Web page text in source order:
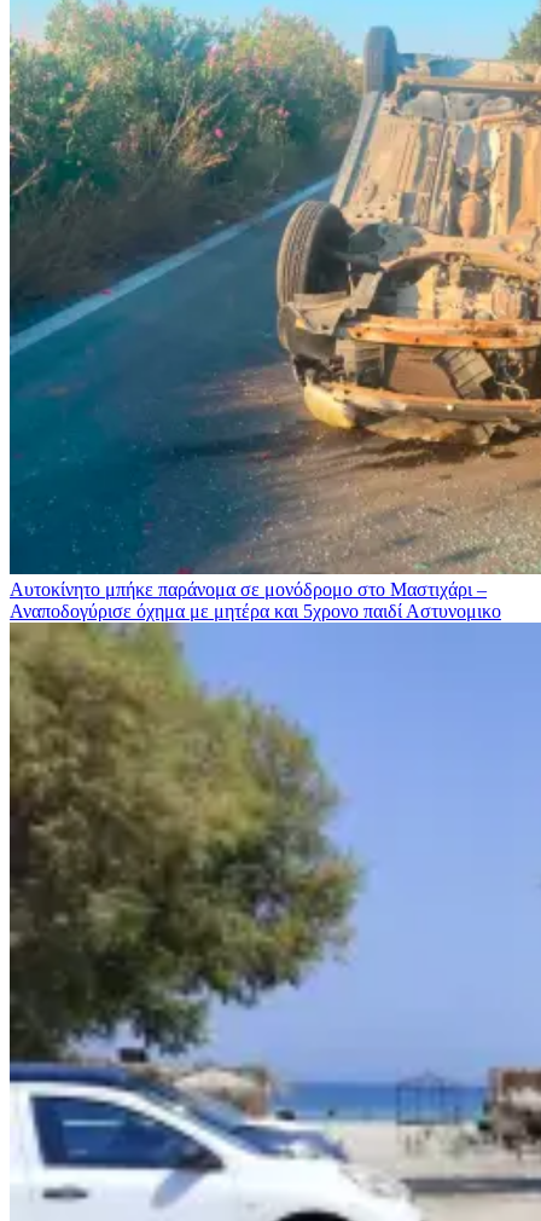
Αυτοκίνητο μπήκε παράνομα σε μονόδρομο στο Μαστιχάρι –
Αναποδογύρισε όχημα με μητέρα και 5χρονο παιδί Αστυνομικο